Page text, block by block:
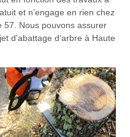
et n’engage en rien chez
57. Nous pouvons assurer
d’abattage d’arbre à Haute